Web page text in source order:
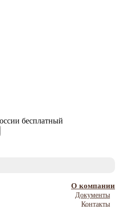
бесплатный
О компании
Документы
Контакты